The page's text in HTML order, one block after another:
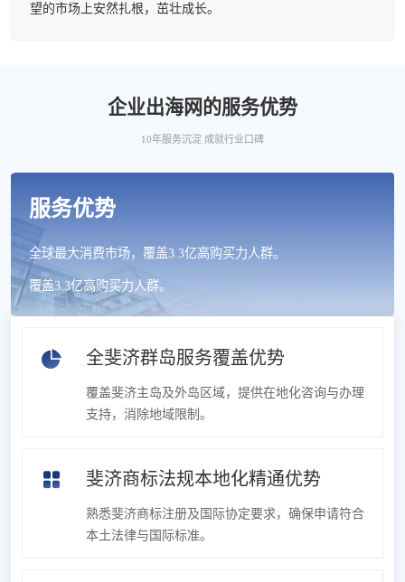
望的市场上安然扎根，茁壮成长。
企业出海网的服务优势
10年服务沉淀 成就行业口碑
服务优势
全球最大消费市场，覆盖3.3亿高购买力人群。
覆盖3.3亿高购买力人群。
全斐济群岛服务覆盖优势
覆盖斐济主岛及外岛区域，提供在地化咨询与办理
支持，消除地域限制。
斐济商标法规本地化精通优势
熟悉斐济商标注册及国际协定要求，确保申请符合
本土法律与国际标准。